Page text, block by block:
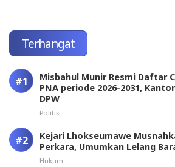
Terhangat
Misbahul Munir Resmi Daftar
PNA periode 2026-2031,
DPW
Politik
Kejari Lhokseumawe
Perkara, Umumkan Lelang
Hukum